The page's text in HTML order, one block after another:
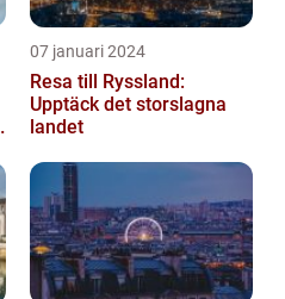
07 januari 2024
Resa till Ryssland:
Upptäck det storslagna
landet